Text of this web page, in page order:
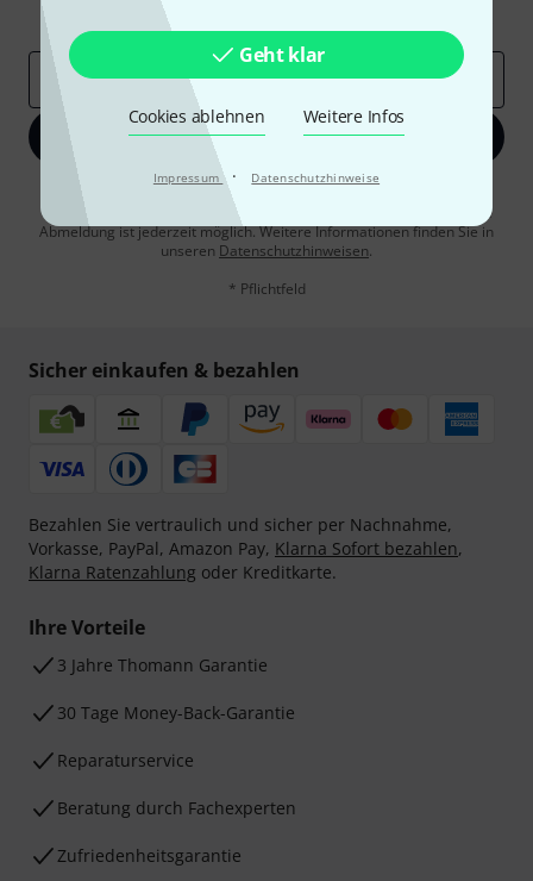
Geht klar
Cookies ablehnen Weitere Infos
Impressum · Datenschutzhinweise
Inspirierende Beiträge
E-Mail-Adresse*
Jetzt anmelden
Mit Klick auf „Jetzt anmelden“ stimmen Sie dem Erhalt von E-Mail-
Werbung und einer Messung des E-Mail-Nutzungsverhaltens zu. Die
Abmeldung ist jederzeit möglich. Weitere Informationen finden Sie in
unseren Datenschutzhinweisen.
* Pflichtfeld
Sicher einkaufen & bezahlen
Bezahlen Sie vertraulich und sicher per Nachnahme,
Vorkasse, PayPal, Amazon Pay, Klarna Sofort bezahlen,
Klarna Ratenzahlung oder Kreditkarte.
Ihre Vorteile
3 Jahre Thomann Garantie
30 Tage Money-Back-Garantie
Reparaturservice
Beratung durch Fachexperten
Zufriedenheitsgarantie